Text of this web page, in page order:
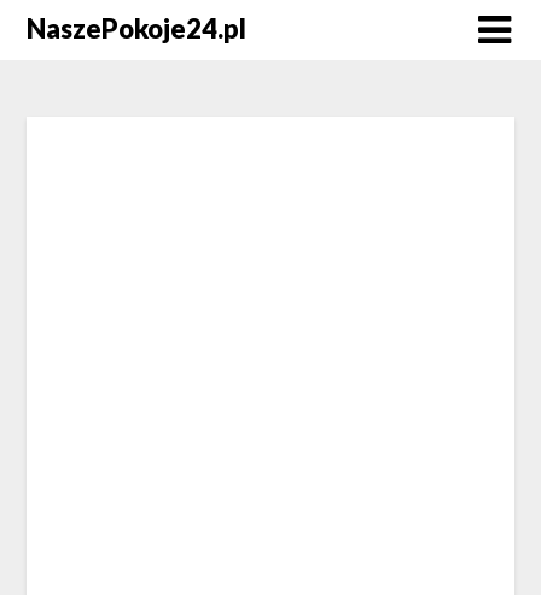
NaszePokoje24.pl